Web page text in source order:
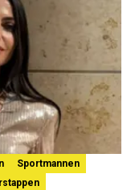
Sportmannen